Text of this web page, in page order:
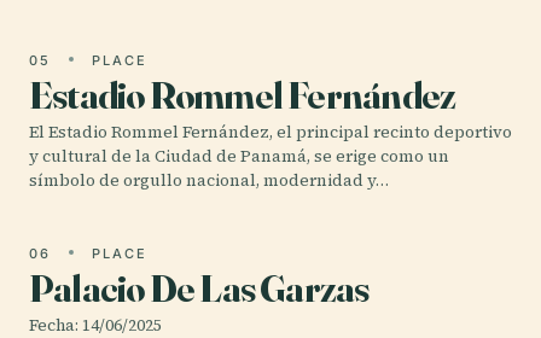
05 PLACE
Estadio Rommel Fernández
El Estadio Rommel Fernández, el principal recinto deportivo
y cultural de la Ciudad de Panamá, se erige como un
símbolo de orgullo nacional, modernidad y…
06 PLACE
Palacio De Las Garzas
Fecha: 14/06/2025